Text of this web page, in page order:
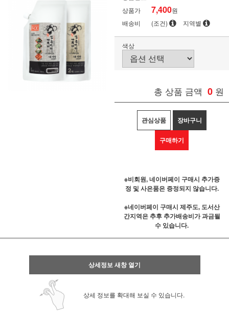
상품가
7,400원
배송비
(조건) 지역별
색상
총 상품 금액 0 원
관심상품 장바구니
구매하기
※비회원, 네이버페이 구매시 추가증
정 및 사은품은 증정되지 않습니다.
※네이버페이 구매시 제주도, 도서산
간지역은 추후 추가배송비가 과금될
수 있습니다.
상세정보 새창 열기
상세 정보를 확대해 보실 수 있습니다.